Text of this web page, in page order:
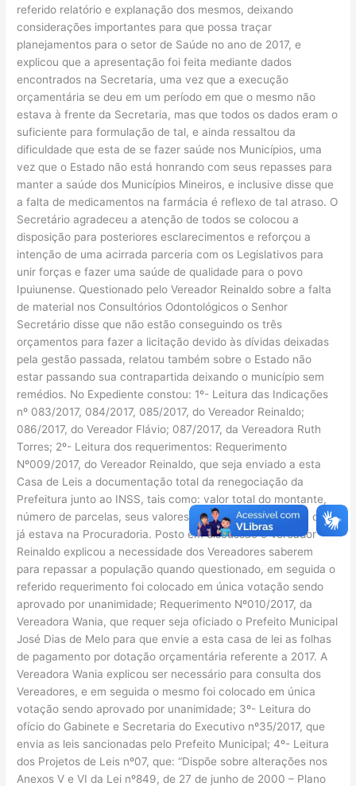
referido relatório e explanação dos mesmos, deixando
considerações importantes para que possa traçar
planejamentos para o setor de Saúde no ano de 2017, e
explicou que a apresentação foi feita mediante dados
encontrados na Secretaria, uma vez que a execução
orçamentária se deu em um período em que o mesmo não
estava à frente da Secretaria, mas que todos os dados eram o
suficiente para formulação de tal, e ainda ressaltou da
dificuldade que esta de se fazer saúde nos Municípios, uma
vez que o Estado não está honrando com seus repasses para
manter a saúde dos Municípios Mineiros, e inclusive disse que
a falta de medicamentos na farmácia é reflexo de tal atraso. O
Secretário agradeceu a atenção de todos se colocou a
disposição para posteriores esclarecimentos e reforçou a
intenção de uma acirrada parceria com os Legislativos para
unir forças e fazer uma saúde de qualidade para o povo
Ipuiunense. Questionado pelo Vereador Reinaldo sobre a falta
de material nos Consultórios Odontológicos o Senhor
Secretário disse que não estão conseguindo os três
orçamentos para fazer a licitação devido às dívidas deixadas
pela gestão passada, relatou também sobre o Estado não
estar passando sua contrapartida deixando o município sem
remédios. No Expediente constou: 1º- Leitura das Indicações
nº 083/2017, 084/2017, 085/2017, do Vereador Reinaldo;
086/2017, do Vereador Flávio; 087/2017, da Vereadora Ruth
Torres; 2º- Leitura dos requerimentos: Requerimento
Nº009/2017, do Vereador Reinaldo, que seja enviado a esta
Casa de Leis a documentação total da renegociação da
Prefeitura junto ao INSS, tais como: valor total do montante,
número de parcelas, seus valores e incluindo o montante que
já estava na Procuradoria. Posto em discussão o Vereador
Reinaldo explicou a necessidade dos Vereadores saberem
para repassar a população quando questionado, em seguida o
referido requerimento foi colocado em única votação sendo
aprovado por unanimidade; Requerimento Nº010/2017, da
Vereadora Wania, que requer seja oficiado o Prefeito Municipal
José Dias de Melo para que envie a esta casa de lei as folhas
de pagamento por dotação orçamentária referente a 2017. A
Vereadora Wania explicou ser necessário para consulta dos
Vereadores, e em seguida o mesmo foi colocado em única
votação sendo aprovado por unanimidade; 3º- Leitura do
ofício do Gabinete e Secretaria do Executivo nº35/2017, que
envia as leis sancionadas pelo Prefeito Municipal; 4º- Leitura
dos Projetos de Leis nº07, que: “Dispõe sobre alterações nos
Anexos V e VI da Lei nº849, de 27 de junho de 2000 – Plano